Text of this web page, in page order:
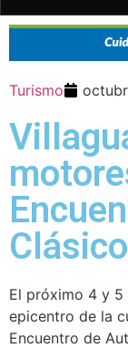
Turismo
El próximo 4 y
epicentro de la
Encuentro de